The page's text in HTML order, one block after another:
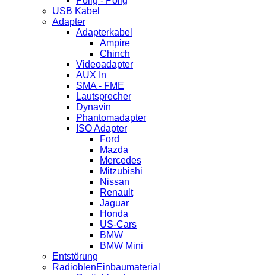
USB Kabel
Adapter
Adapterkabel
Ampire
Chinch
Videoadapter
AUX In
SMA - FME
Lautsprecher
Dynavin
Phantomadapter
ISO Adapter
Ford
Mazda
Mercedes
Mitzubishi
Nissan
Renault
Jaguar
Honda
US-Cars
BMW
BMW Mini
Entstörung
RadioblenEinbaumaterial